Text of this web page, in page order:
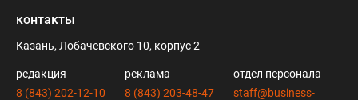
контакты
Казань, Лобачевского 10, корпус 2
редакция
8 (843) 202-12-10
реклама
8 (843) 203-48-47
отдел персонала
staff@business-